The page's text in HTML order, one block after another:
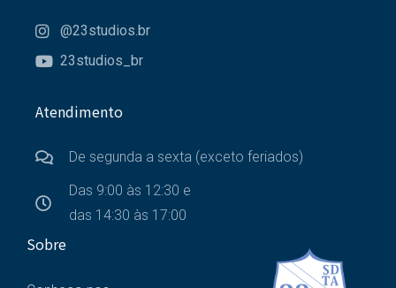
Sobre
Atendimento
De segunda a sexta (exceto feriados)
Das 9:00 às 12:30 e
das 14:30 às 17:00
@23studios.br
23studios_br